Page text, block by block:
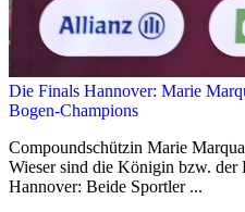
Die Finals Hannover: Marie
Bogen-Champions
Compoundschützin Marie
Wieser sind die Königin bzw.
Hannover: Beide Sportler ...